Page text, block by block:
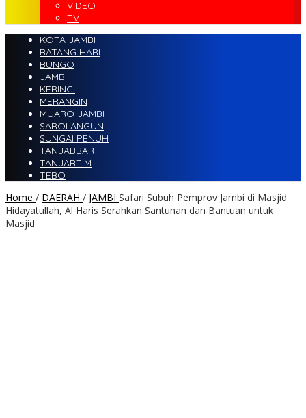
VIDEO
TV
KOTA JAMBI
BATANG HARI
BUNGO
JAMBI
KERINCI
MERANGIN
MUARO JAMBI
SAROLANGUN
SUNGAI PENUH
TANJABBAR
TANJABTIM
TEBO
Home / DAERAH / JAMBI Safari Subuh Pemprov Jambi di Masjid
Hidayatullah, Al Haris Serahkan Santunan dan Bantuan untuk
Masjid